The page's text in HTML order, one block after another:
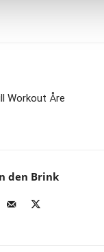
Workout Åre
den Brink